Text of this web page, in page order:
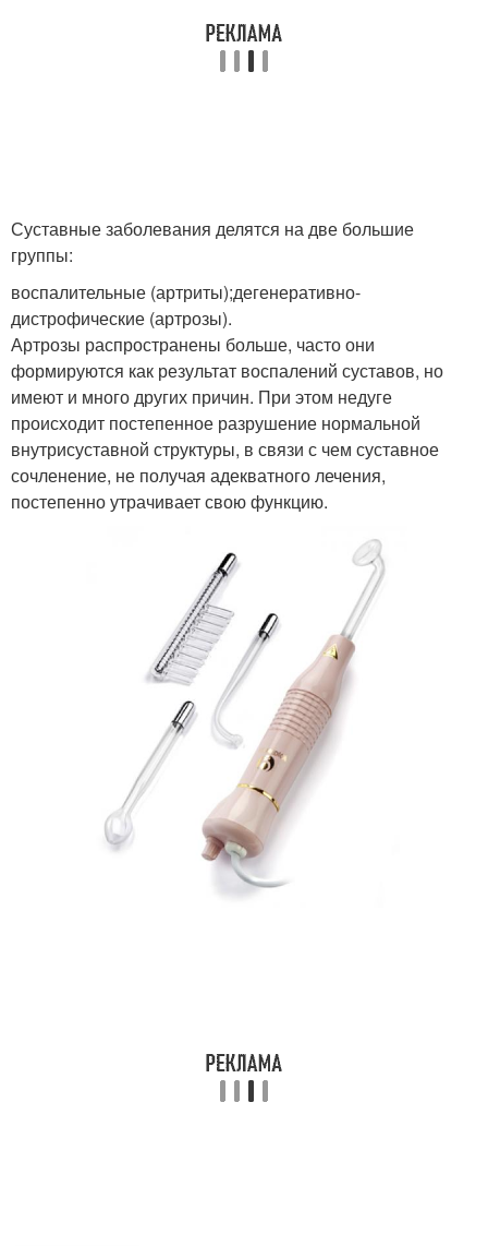
Суставные заболевания делятся на две большие
группы:
воспалительные (артриты);дегенеративно-
дистрофические (артрозы).
Артрозы распространены больше, часто они
формируются как результат воспалений суставов, но
имеют и много других причин. При этом недуге
происходит постепенное разрушение нормальной
внутрисуставной структуры, в связи с чем суставное
сочленение, не получая адекватного лечения,
постепенно утрачивает свою функцию.